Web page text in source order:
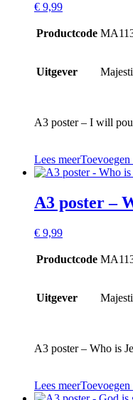
€ 9,99
Productcode
Uitgever
A3 poster – I will
Lees meer
A3 poster –
€ 9,99
Productcode
Uitgever
A3 poster – Who is
Lees meer